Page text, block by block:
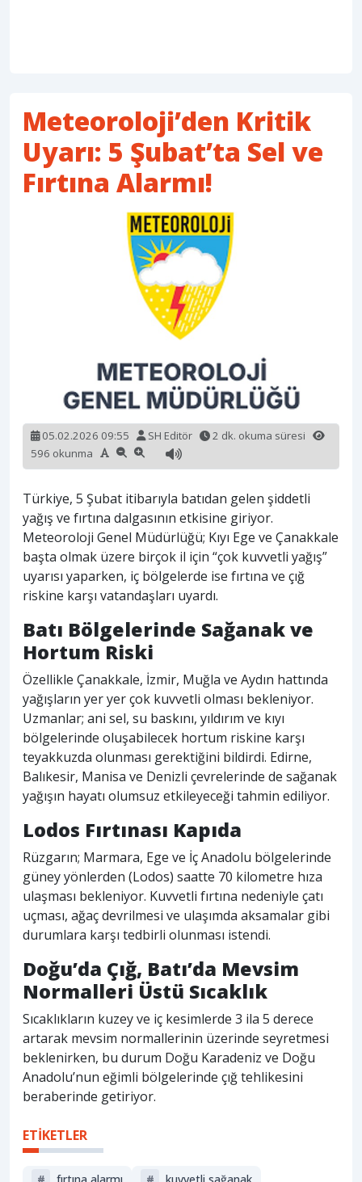
Meteoroloji’den Kritik
Uyarı: 5 Şubat’ta Sel ve
Fırtına Alarmı!
05.02.2026 09:55 SH Editör
2 dk. okuma süresi
596 okunma
Türkiye, 5 Şubat itibarıyla batıdan gelen şiddetli
yağış ve fırtına dalgasının etkisine giriyor.
Meteoroloji Genel Müdürlüğü; Kıyı Ege ve Çanakkale
başta olmak üzere birçok il için “çok kuvvetli yağış”
uyarısı yaparken, iç bölgelerde ise fırtına ve çığ
riskine karşı vatandaşları uyardı.
Batı Bölgelerinde Sağanak ve
Hortum Riski
Özellikle Çanakkale, İzmir, Muğla ve Aydın hattında
yağışların yer yer çok kuvvetli olması bekleniyor.
Uzmanlar; ani sel, su baskını, yıldırım ve kıyı
bölgelerinde oluşabilecek hortum riskine karşı
teyakkuzda olunması gerektiğini bildirdi. Edirne,
Balıkesir, Manisa ve Denizli çevrelerinde de sağanak
yağışın hayatı olumsuz etkileyeceği tahmin ediliyor.
Lodos Fırtınası Kapıda
Rüzgarın; Marmara, Ege ve İç Anadolu bölgelerinde
güney yönlerden (Lodos) saatte 70 kilometre hıza
ulaşması bekleniyor. Kuvvetli fırtına nedeniyle çatı
uçması, ağaç devrilmesi ve ulaşımda aksamalar gibi
durumlara karşı tedbirli olunması istendi.
Doğu’da Çığ, Batı’da Mevsim
Normalleri Üstü Sıcaklık
Sıcaklıkların kuzey ve iç kesimlerde 3 ila 5 derece
artarak mevsim normallerinin üzerinde seyretmesi
beklenirken, bu durum Doğu Karadeniz ve Doğu
Anadolu’nun eğimli bölgelerinde çığ tehlikesini
beraberinde getiriyor.
ETİKETLER